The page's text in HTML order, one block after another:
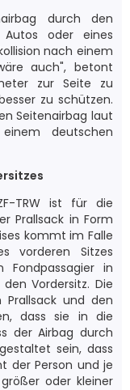
durch den
oder eines
nach einem
auch", betont
zur Seite zu
zu schützen.
Seitenairbag laut
deutschen
TRW ist für die
Prallsack in Form
kommt im Falle
vorderen Sitzes
Fondpassagier in
Vordersitz. Die
und den
dass sie in die
der Airbag durch
sein, dass
der Person und je
oder kleiner